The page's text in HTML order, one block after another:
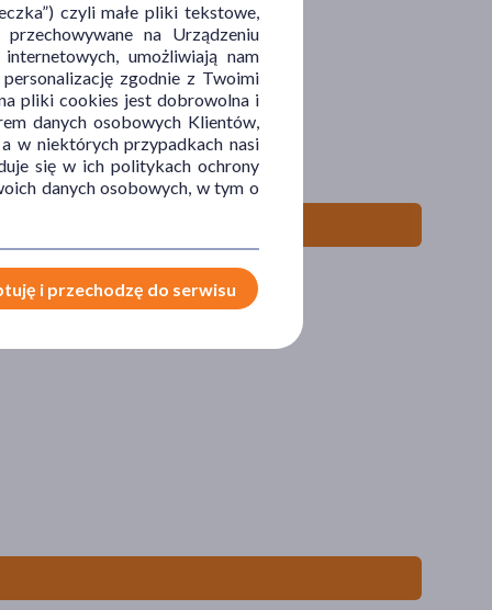
czyli małe pliki tekstowe,
na Urządzeniu
umożliwiają nam
zgodnie z Twoimi
pliki cookies jest dobrowolna i
danych osobowych Klientów,
w niektórych przypadkach nasi
się w ich politykach ochrony
danych osobowych, w tym o
i przechodzę do serwisu